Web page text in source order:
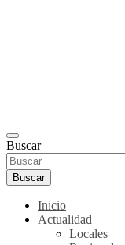
Buscar
Buscar
Inicio
Actualidad
Locales